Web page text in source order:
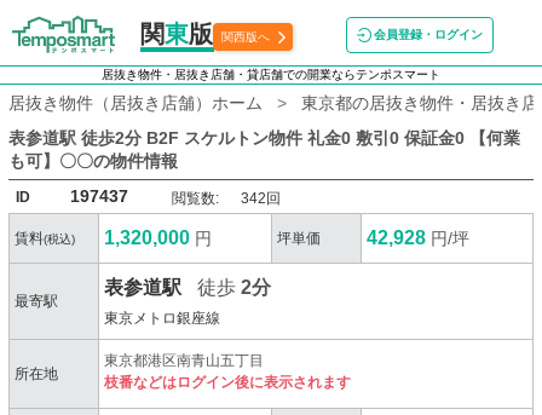
関東版 関西版へ 会員登録・ログイン
居抜き物件・居抜き店舗・貸店舗での開業ならテンポスマート
居抜き物件（居抜き店舗）ホーム
東京都の居抜き物件・居抜き
表参道駅 徒歩2分 B2F スケルトン物件 礼金0 敷引0 保証金0 【何業
も可】〇〇の物件情報
ID 197437 閲覧数: 342回
賃料(税込) 1,320,000 円 坪単価 42,928 円/坪
最寄駅
表参道駅 徒歩2分
東京メトロ銀座線
所在地
東京都港区南青山五丁目
枝番などはログイン後に表示されます